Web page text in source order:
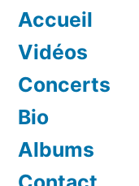
Accueil
Vidéos
Concerts
Bio
Albums